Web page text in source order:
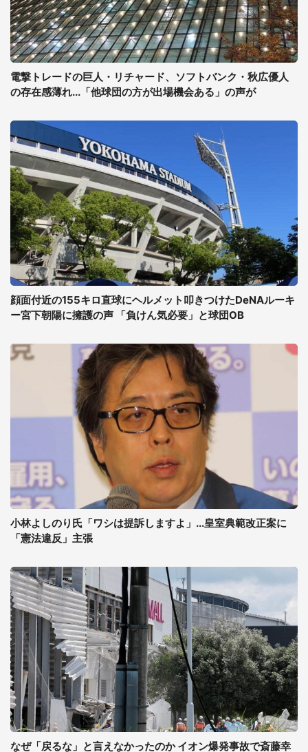
電撃トレードの巨人・リチャード、ソフトバンク・秋広優人
の存在感薄れ...「他球団の方が出場機会ある」の声が
顔面付近の155キロ直球にヘルメット叩きつけたDeNAルーキ
ー宮下朝陽に擁護の声 「負けん気必要」と球団OB
小林よしのり氏「ワシは提訴しますよ」...皇室典範改正案に
「憲法違反」主張
なぜ「戻るな」と言えなかったのか イオン爆発事故で斎藤幸